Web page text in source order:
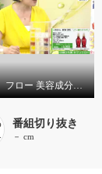
セブン フロー 美容成分９９．９％配合 ハリツヤ潤い美肌へ お顔から全身まで使える！ ハーブ サーキュレイト オイル ３本分セット
番組切り抜き
－ cm